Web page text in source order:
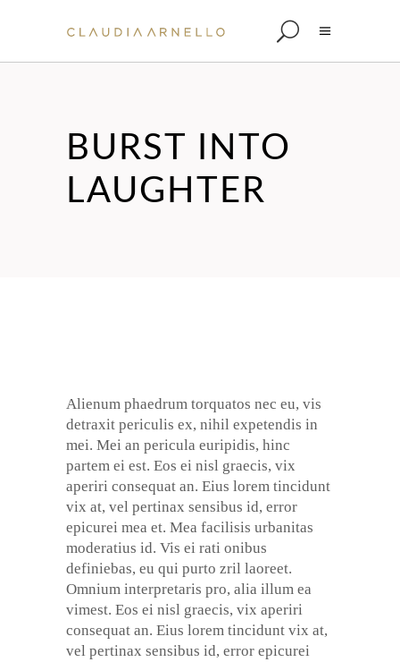
BURST INTO
LAUGHTER
Alienum phaedrum torquatos nec eu, vis
detraxit periculis ex, nihil expetendis in
mei. Mei an pericula euripidis, hinc
partem ei est. Eos ei nisl graecis, vix
aperiri consequat an. Eius lorem tincidunt
vix at, vel pertinax sensibus id, error
epicurei mea et. Mea facilisis urbanitas
moderatius id. Vis ei rati onibus
definiebas, eu qui purto zril laoreet.
Omnium interpretaris pro, alia illum ea
vimest. Eos ei nisl graecis, vix aperiri
consequat an. Eius lorem tincidunt vix at,
vel pertinax sensibus id, error epicurei